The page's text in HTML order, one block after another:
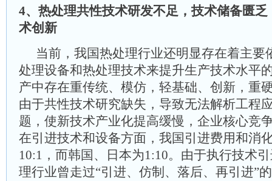
4、热处理共性技术研发不足，技术储备匮
术创新
当前，我国热处理行业还明显存在着主要
处理设备和热处理技术来提升生产技术水平
产中存在重传统、模仿，轻基础、创新，重
由于共性技术研究缺失，导致无法解析工程
题，使新技术产业化提高缓慢，企业核心竞
在引进技术和设备方面，我国引进费用和消
10:1，而韩国、日本为1:10。由于执行技术
理行业曾走过“引进、仿制、落后、再引进”